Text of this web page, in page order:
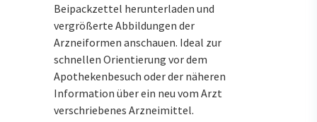
Beipackzettel herunterladen und
vergrößerte Abbildungen der
Arzneiformen anschauen. Ideal zur
schnellen Orientierung vor dem
Apothekenbesuch oder der näheren
Information über ein neu vom Arzt
verschriebenes Arzneimittel.